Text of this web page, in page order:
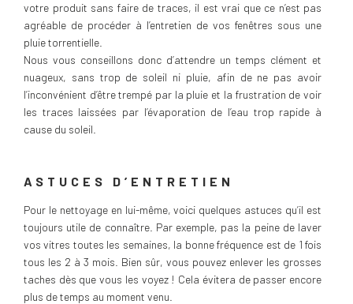
votre produit sans faire de traces, il est vrai que ce n’est pas
agréable de procéder à l’entretien de vos fenêtres sous une
pluie torrentielle.
Nous vous conseillons donc d’attendre un temps clément et
nuageux, sans trop de soleil ni pluie, afin de ne pas avoir
l’inconvénient d’être trempé par la pluie et la frustration de voir
les traces laissées par l’évaporation de l’eau trop rapide à
cause du soleil.
ASTUCES D’ENTRETIEN
Pour le nettoyage en lui-même, voici quelques astuces qu’il est
toujours utile de connaître. Par exemple, pas la peine de laver
vos vitres toutes les semaines, la bonne fréquence est de 1 fois
tous les 2 à 3 mois. Bien sûr, vous pouvez enlever les grosses
taches dès que vous les voyez ! Cela évitera de passer encore
plus de temps au moment venu.